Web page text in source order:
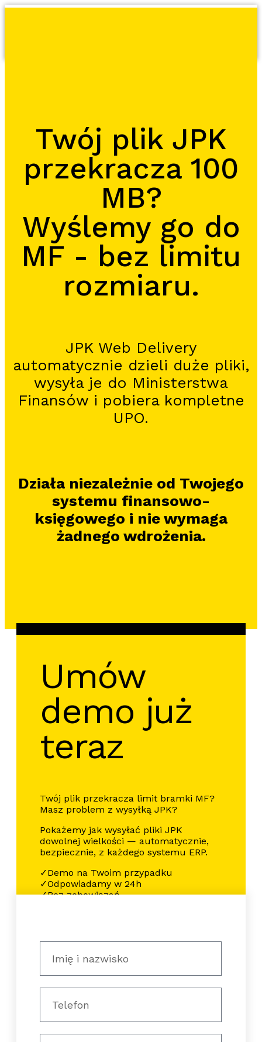
Twój plik JPK
przekracza 100
MB?
Wyślemy go do
MF - bez limitu
rozmiaru.
JPK Web Delivery
automatycznie dzieli duże pliki,
wysyła je do Ministerstwa
Finansów i pobiera kompletne
UPO.
Działa niezależnie od Twojego
systemu finansowo-
księgowego i nie wymaga
żadnego wdrożenia.
Umów
demo już
teraz
Twój plik przekracza limit bramki MF?
Masz problem z wysyłką JPK?
Pokażemy jak wysyłać pliki JPK
dowolnej wielkości — automatycznie,
bezpiecznie, z każdego systemu ERP.
✓Demo na Twoim przypadku
✓Odpowiadamy w 24h
✓Bez zobowiązań